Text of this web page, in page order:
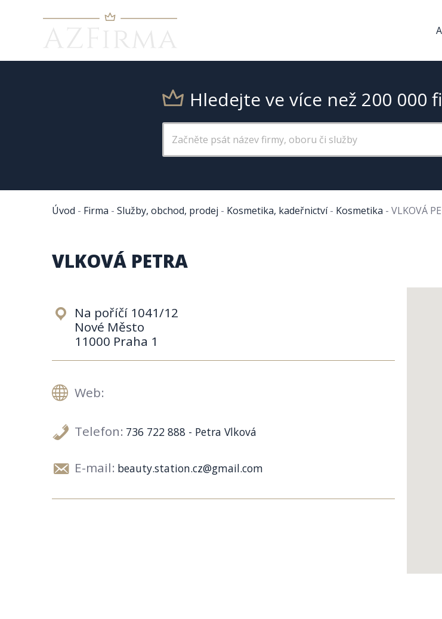
Hledejte ve více než 200 000
Úvod - Firma - Služby, obchod, prodej - Kosmetika, kadeřnictví- Kosmetika - VLKOVÁ
VLKOVÁ PETRA
Na poříčí 1041/12
Nové Město
11000 Praha 1
Web:
Telefon: 736 722 888 - Petra Vlková
E-mail: beauty.station.cz@gmail.com